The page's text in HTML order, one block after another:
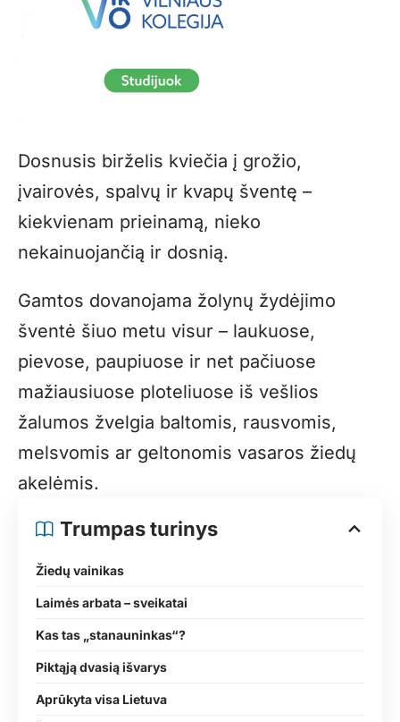
Dosnusis birželis kviečia į grožio,
įvairovės, spalvų ir kvapų šventę –
kiekvienam prieinamą, nieko
nekainuojančią ir dosnią.
Gamtos dovanojama žolynų žydėjimo
šventė šiuo metu visur – laukuose,
pievose, paupiuose ir net pačiuose
mažiausiuose ploteliuose iš vešlios
žalumos žvelgia baltomis, rausvomis,
melsvomis ar geltonomis vasaros žiedų
akelėmis.
Trumpas turinys
Žiedų vainikas
Laimės arbata – sveikatai
Kas tas „stanauninkas“?
Piktąją dvasią išvarys
Aprūkyta visa Lietuva